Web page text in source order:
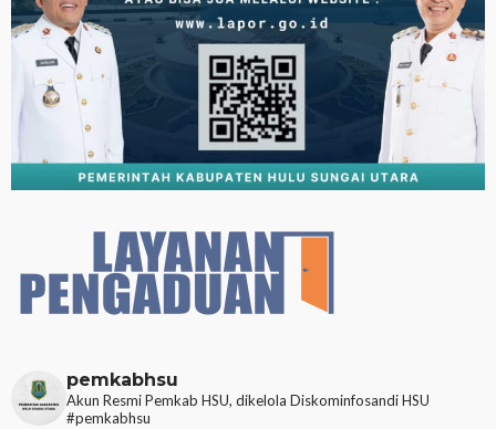
pemkabhsu
Akun Resmi Pemkab HSU, dikelola Diskominfosandi HSU
#pemkabhsu